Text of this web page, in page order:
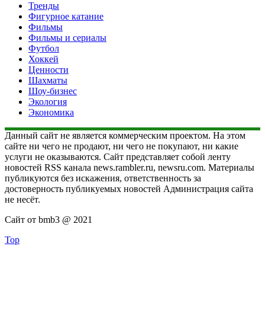
Тренды
Фигурное катание
Фильмы
Фильмы и сериалы
Футбол
Хоккей
Ценности
Шахматы
Шоу-бизнес
Экология
Экономика
Данный сайт не является коммерческим проектом. На этом
сайте ни чего не продают, ни чего не покупают, ни какие
услуги не оказываются. Сайт представляет собой ленту
новостей RSS канала news.rambler.ru, newsru.com. Материалы
публикуются без искажения, ответственность за
достоверность публикуемых новостей Администрация сайта
не несёт.
Сайт от bmb3 @ 2021
Top